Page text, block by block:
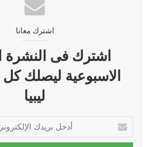
اشترك معانا
اشترك فى النشرة
الاسبوعية ليصلك
ليبيا
بريدك
الإلكتروني